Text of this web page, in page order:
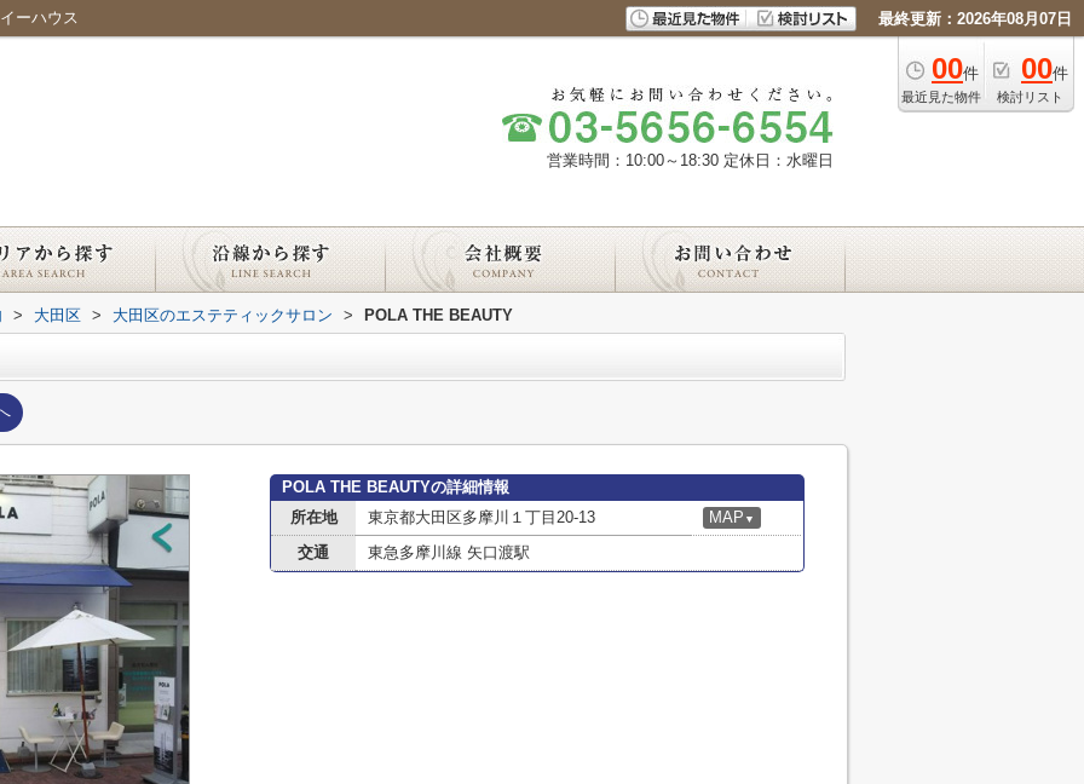
ーハウス 最終更新：2026年08月07日
00件
最近見た物件
00件
検討リスト
営業時間：10:00～18:30 定休日：水曜日
> 大田区 > 大田区のエステティックサロン > POLA THE BEAUTY
POLA THE BEAUTYの詳細情報
所在地
東京都大田区多摩川１丁目20-13 MAP ▼
交通 東急多摩川線 矢口渡駅